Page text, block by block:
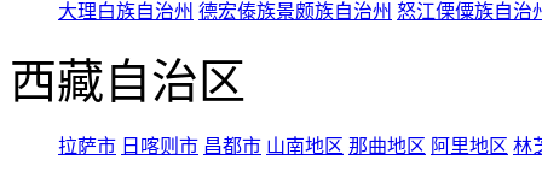
大理白族自治州 德宏傣族景颇族自治州 怒江傈僳族自治
西藏自治区
拉萨市 日喀则市 昌都市 山南地区 那曲地区 阿里地区 林